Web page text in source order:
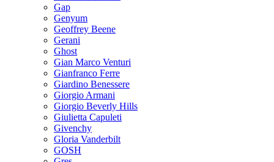
Gap
Genyum
Geoffrey Beene
Gerani
Ghost
Gian Marco Venturi
Gianfranco Ferre
Giardino Benessere
Giorgio Armani
Giorgio Beverly Hills
Giulietta Capuleti
Givenchy
Gloria Vanderbilt
GOSH